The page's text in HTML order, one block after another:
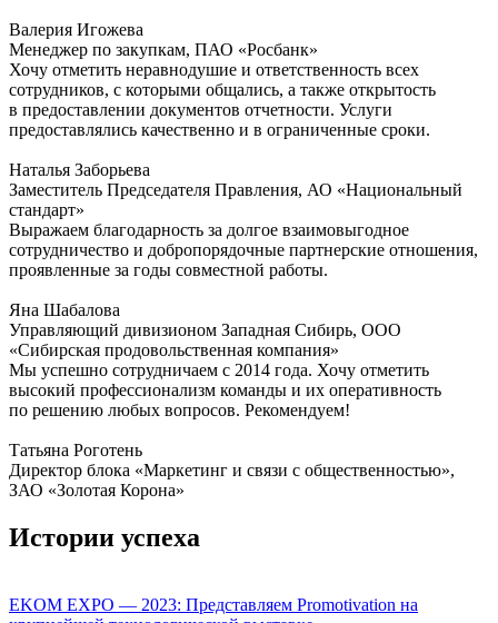
Валерия Игожева
Менеджер по закупкам, ПАО «Росбанк»
Хочу отметить неравнодушие и ответственность всех
сотрудников, с которыми общались, а также открытость
в предоставлении документов отчетности. Услуги
предоставлялись качественно и в ограниченные сроки.
Наталья Заборьева
Заместитель Председателя Правления, АО «Национальный
стандарт»
Выражаем благодарность за долгое взаимовыгодное
сотрудничество и добропорядочные партнерские отношения,
проявленные за годы совместной работы.
Яна Шабалова
Управляющий дивизионом Западная Сибирь, ООО
«Сибирская продовольственная компания»
Мы успешно сотрудничаем с 2014 года. Хочу отметить
высокий профессионализм команды и их оперативность
по решению любых вопросов. Рекомендуем!
Татьяна Роготень
Директор блока «Маркетинг и связи с общественностью»,
ЗАО «Золотая Корона»
Истории успеха
EKOM EXPO — 2023: Представляем Promotivation на